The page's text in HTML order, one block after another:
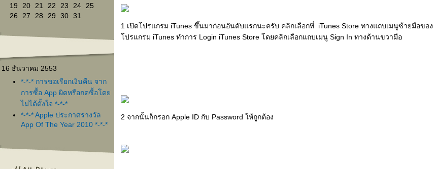
19
20 21 22 23 24
25
26
27 28 29 30 31
16 ธันวาคม 2553
*-*-* การขอเรียกเงินคืน จาก
การซื้อ App ผิดหรือกดซื้อโด
ไม่ได้ตั้งใจ *-*-*
*-*-* Apple ประกาศรางวัล
App Of The Year 2010 *-*-*
1 เปิดโปรแกรม iTunes ขึ้นมาก่อนอันดับแรกนะครับ คลิกเลือกที่ iTunes Store ทางแถบเมนูซ้ายมือของ
ปรแกรม iTunes ทำการ Login iTunes Store โดยคลิกเลือกแถบเมนู Sign In ทางด้านขวามือ
2 จากนั้นก็กรอก Apple ID กับ Password ให้ถูกต้อง